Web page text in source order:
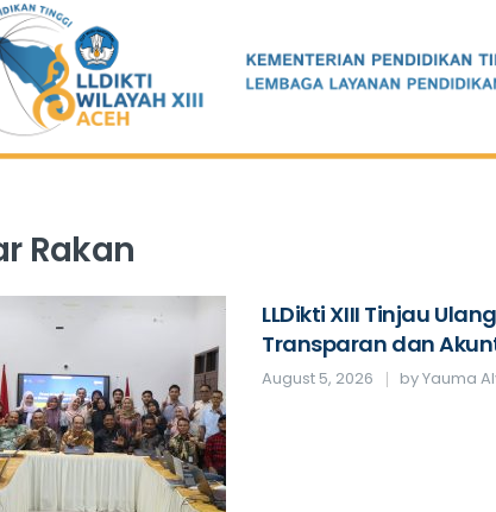
Rakan
LLDikti XIII Tinjau
Transparan dan
August 5, 2026 byYauma